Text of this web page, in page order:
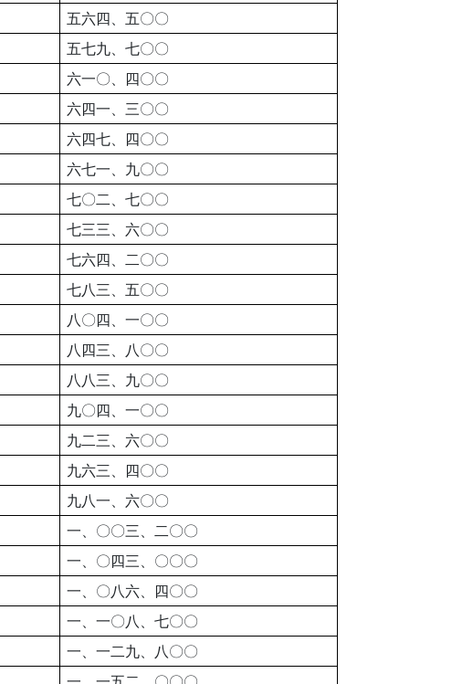
五六四、五〇〇
五七九、七〇〇
六一〇、四〇〇
六四一、三〇〇
六四七、四〇〇
六七一、九〇〇
七〇二、七〇〇
七三三、六〇〇
七六四、二〇〇
七八三、五〇〇
八〇四、一〇〇
八四三、八〇〇
八八三、九〇〇
九〇四、一〇〇
九二三、六〇〇
九六三、四〇〇
九八一、六〇〇
一、〇〇三、二〇〇
一、〇四三、〇〇〇
一、〇八六、四〇〇
一、一〇八、七〇〇
一、一二九、八〇〇